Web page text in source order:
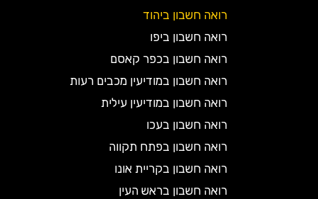
רואה חשבון ביהוד
רואה חשבון ביפו
רואה חשבון בכפר קאסם
רואה חשבון במודיעין מכבים רעות
רואה חשבון במודיעין עילית
רואה חשבון בעכו
רואה חשבון בפתח תקווה
רואה חשבון בקריית אונו
רואה חשבון בראש העין